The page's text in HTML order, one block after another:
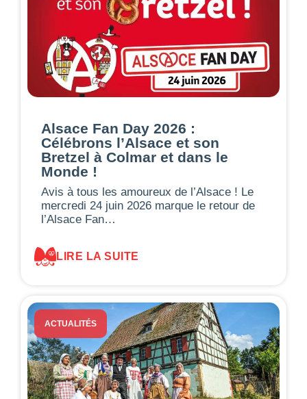
Alsace Fan Day 2026 :
Célébrons l’Alsace et son
Bretzel à Colmar et dans le
Monde !
Avis à tous les amoureux de l’Alsace ! Le
mercredi 24 juin 2026 marque le retour de
l’Alsace Fan…
LIRE LA SUITE
ACTUALITÉS